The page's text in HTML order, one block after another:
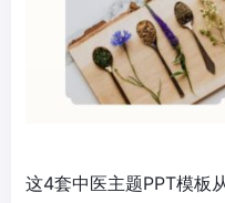
这4套中医主题PPT模板